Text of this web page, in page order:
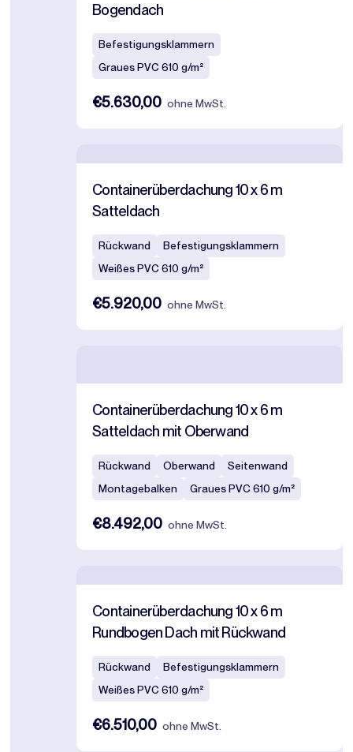
Bogendach
Befestigungsklammern
Graues PVC 610 g/m²
€5.630,00 ohne MwSt.
Containerüberdachung 10 x 6 m
Satteldach
Rückwand
Befestigungsklammern
Weißes PVC 610 g/m²
€5.920,00 ohne MwSt.
Containerüberdachung 10 x 6 m
Satteldach mit Oberwand
Rückwand Oberwand
Seitenwand
Montagebalken
Graues PVC 610 g/m²
€8.492,00 ohne MwSt.
Containerüberdachung 10 x 6 m
Rundbogen Dach mit Rückwand
Rückwand
Befestigungsklammern
Weißes PVC 610 g/m²
€6.510,00 ohne MwSt.